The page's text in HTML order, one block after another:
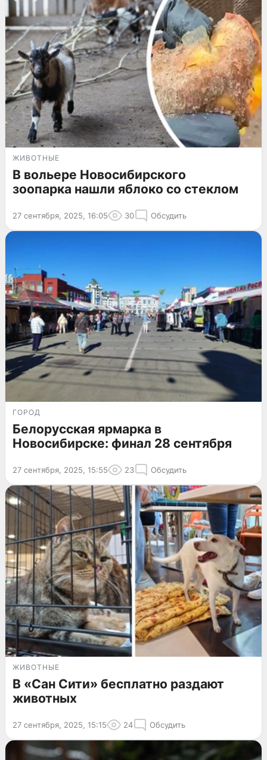
ЖИВОТНЫЕ
В вольере Новосибирского
зоопарка нашли яблоко со стеклом
27 сентября, 2025, 16:05 30 Обсудить
ГОРОД
Белорусская ярмарка в
Новосибирске: финал 28 сентября
27 сентября, 2025, 15:55 23 Обсудить
ЖИВОТНЫЕ
В «Сан Сити» бесплатно раздают
животных
27 сентября, 2025, 15:15 24 Обсудить